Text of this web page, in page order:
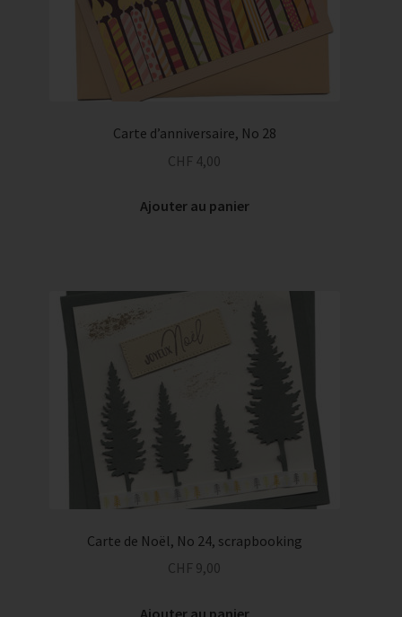
Carte d’anniversaire, No 28
CHF 4,00
Ajouter au panier
Carte de Noël, No 24, scrapbooking
CHF 9,00